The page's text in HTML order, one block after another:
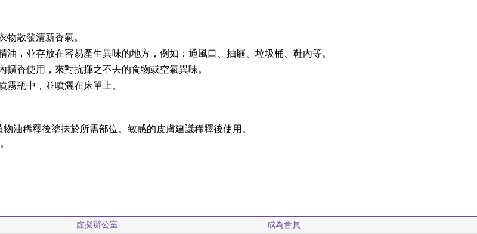
物散發清新香氣。
油，並存放在容易產生異味的地方，例如：通風口、抽屜、垃圾桶、鞋內等。
擴香使用，來對抗揮之不去的食物或空氣異味。
霧瓶中，並噴灑在床單上。
油稀釋後塗抺於所需部位。敏感的皮膚建議稀釋後使用。
虛擬辦公室 成為會員